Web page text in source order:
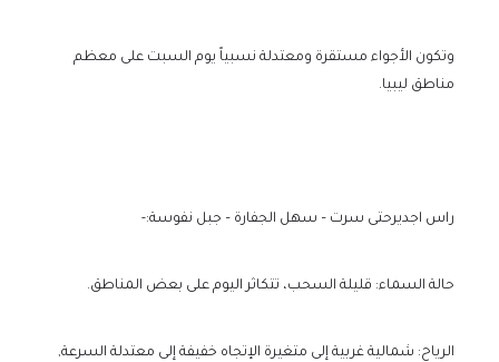
وتكون الأجواء مستقرة ومعتدلة نسبياً يوم السبت على معظم
مناطق ليبيا.
راس اجديرحتى سرت – سهل الجفارة – جبل نفوسة:-
حالة السماء: قليلة السحب، تتكاثر اليوم على بعض المناطق.
الرياح: شمالية غربية إلى متغيرة الإتجاه خفيفة إلى معتدلة السرعة,